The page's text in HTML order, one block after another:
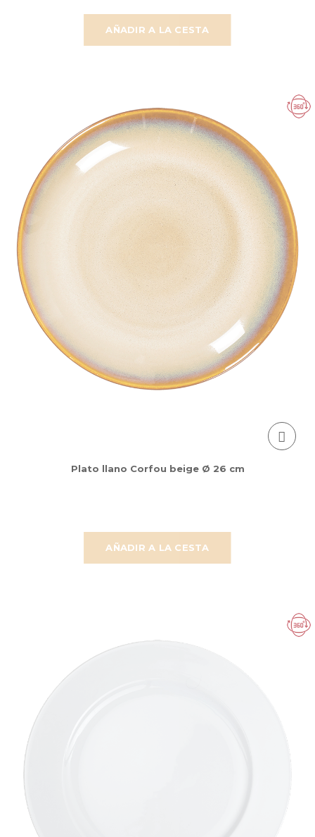
AÑADIR A LA CESTA
AÑADIR A LA CESTA
Plato llano Corfou beige Ø 26 cm